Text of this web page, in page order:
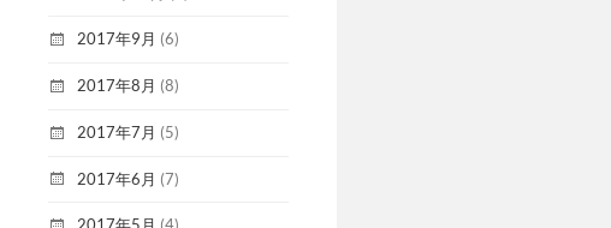
2017年9月 (6)
2017年8月 (8)
2017年7月 (5)
2017年6月 (7)